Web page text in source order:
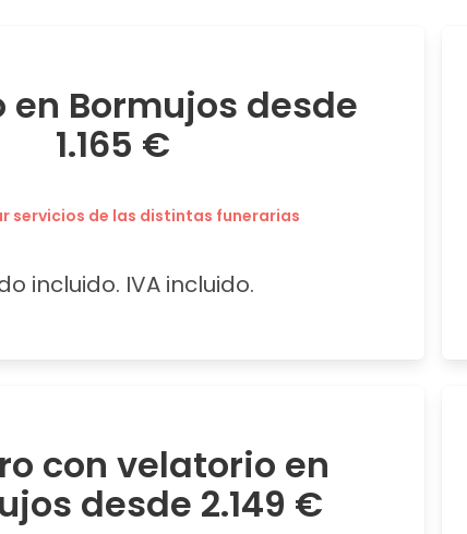
en Bormujos desde
1.165 €
servicios de las distintas funerarias
incluido. IVA incluido.
con velatorio en
desde 2.149 €